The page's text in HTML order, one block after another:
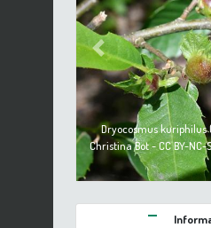
Dryocosmus
Christina Bot - CC BY-
Previous